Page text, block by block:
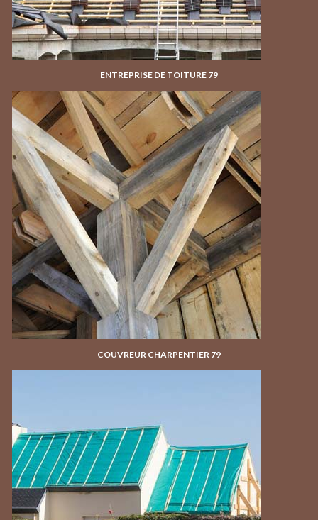
ENTREPRISE DE TOITURE 79
COUVREUR CHARPENTIER 79